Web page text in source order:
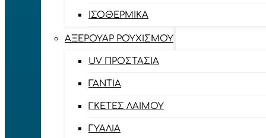
ΙΣΟΘΕΡΜΙΚΆ
ΑΞΕΡΟΥΆΡ ΡΟΥΧΙΣΜΟΎ
UV ΠΡΟΣΤΑΣΊΑ
ΓΆΝΤΙΑ
ΓΚΈΤΕΣ ΛΑΊΜΟΥ
ΓΥΑΛΙΆ